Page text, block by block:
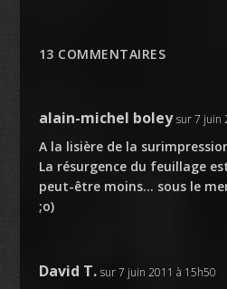
13 COMMENTAIRES
alain-michel boley sur 7 juin
A la lisière de la
La résurgence du feuillage
peut-être moins… sous le
;o)
David T. sur 7 juin 2011 à 15h50